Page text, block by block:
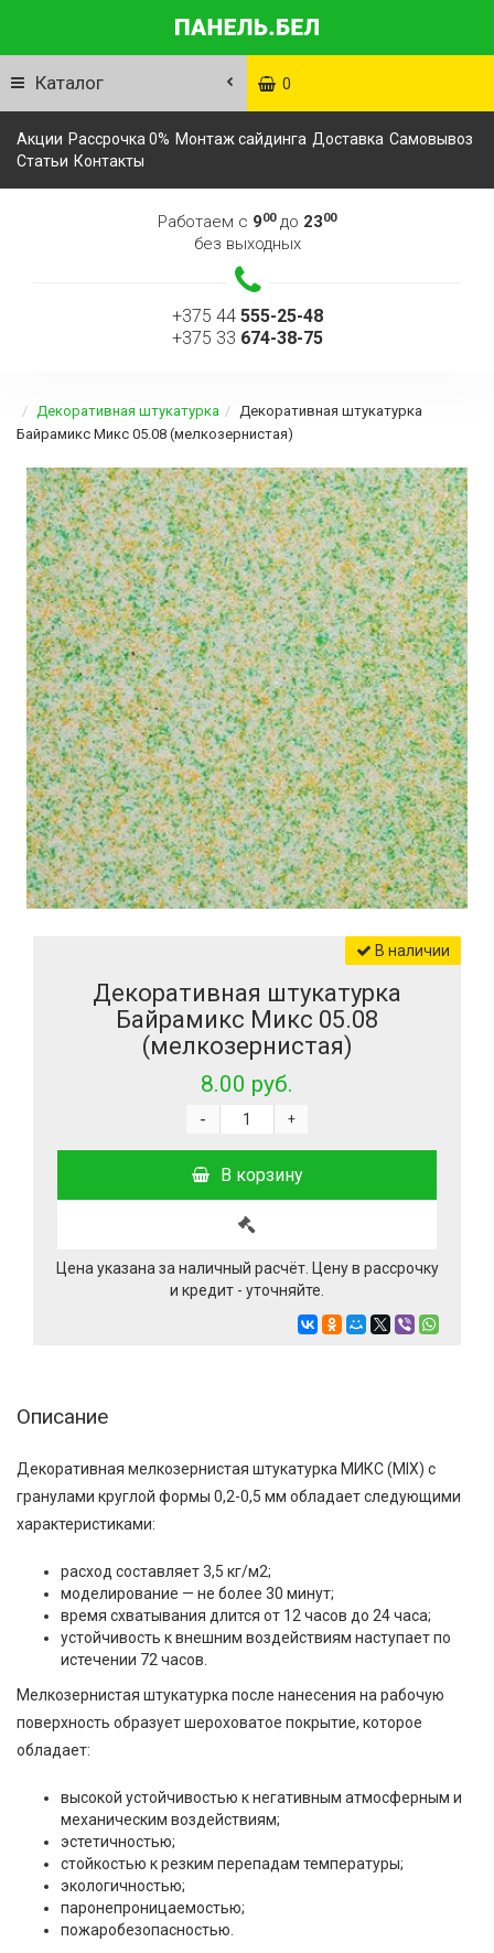
Каталог 0
Акции Рассрочка 0% Монтаж сайдинга Доставка Самовывоз
Статьи Контакты
Работаем с 900до 2300
без выходных
+375 44 555-25-48
+375 33 674-38-75
Декоративная штукатурка
Декоративная штукатурка
Байрамикс Микс 05.08 (мелкозернистая)
В наличии
Декоративная штукатурка
Байрамикс Микс 05.08
(мелкозернистая)
8.00 руб.
+
-
В корзину
Цена указана за наличный расчёт. Цену в рассрочку
и кредит - уточняйте.
Описание
Декоративная мелкозернистая штукатурка МИКС (MIX) с
гранулами круглой формы 0,2-0,5 мм обладает следующими
характеристиками:
расход составляет 3,5 кг/м2;
моделирование — не более 30 минут;
время схватывания длится от 12 часов до 24 часа;
устойчивость к внешним воздействиям наступает по
истечении 72 часов.
Мелкозернистая штукатурка после нанесения на рабочую
поверхность образует шероховатое покрытие, которое
обладает:
высокой устойчивостью к негативным атмосферным и
механическим воздействиям;
эстетичностью;
стойкостью к резким перепадам температуры;
экологичностью;
паронепроницаемостью;
пожаробезопасностью.